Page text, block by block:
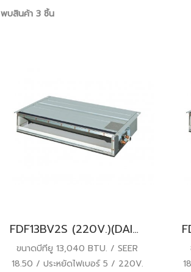
พบสินค้า 3 ชิ้น
FDF13BV2S (220V.)(DAIKIN SKYAIR) รุ่นคอยล์เปลือยต่อท่อลมแรงดันเบา INVERTER น้ำยา R32 พร้อมบริการติดตั้ง
ขนาดบีทียู 13,040 BTU. / SEER
18.50 / ประหยัดไฟเบอร์ 5 / 220V.